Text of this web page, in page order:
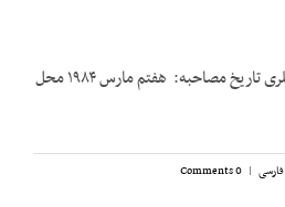
روایت کننده: خانم مولود خانلری تاریخ مصاحبه: هفتم مارس ۱۹۸۴ محل
فارسی |
0 Comments